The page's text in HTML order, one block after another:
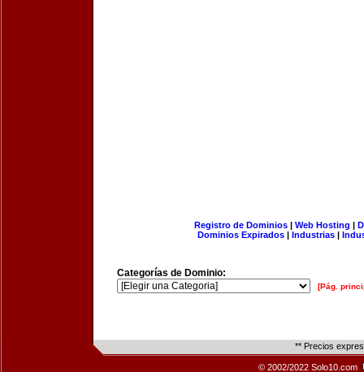
Registro de Dominios| Web Hosting |
Dominios Expirados | Industrias |
Categorías de Dominio:
[Pág.
** Precios
© 2002/2022 Solo10.com